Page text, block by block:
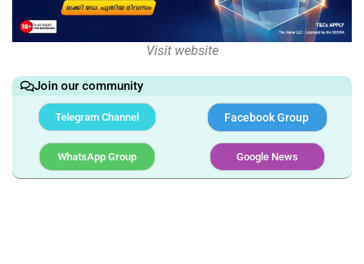
Visit website
Join our community
Telegram Channel Facebook Group
WhatsApp Group Google News